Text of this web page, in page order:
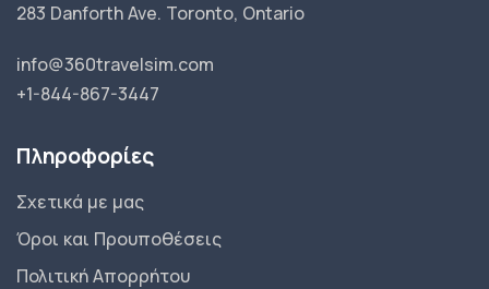
283 Danforth Ave. Toronto, Ontario
info@360travelsim.com
+1-844-867-3447
Πληροφορίες
Σχετικά με μας
Όροι και Προυποθέσεις
Πολιτική Απορρήτου